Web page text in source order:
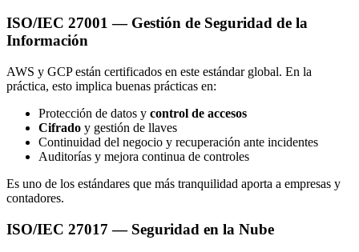
ISO/IEC 27001 — Gestión de Seguridad de la
Información
AWS y GCP están certificados en este estándar global. En la
práctica, esto implica buenas prácticas en:
Protección de datos y control de accesos
Cifrado y gestión de llaves
Continuidad del negocio y recuperación ante incidentes
Auditorías y mejora continua de controles
Es uno de los estándares que más tranquilidad aporta a empresas y
contadores.
ISO/IEC 27017 — Seguridad en la Nube